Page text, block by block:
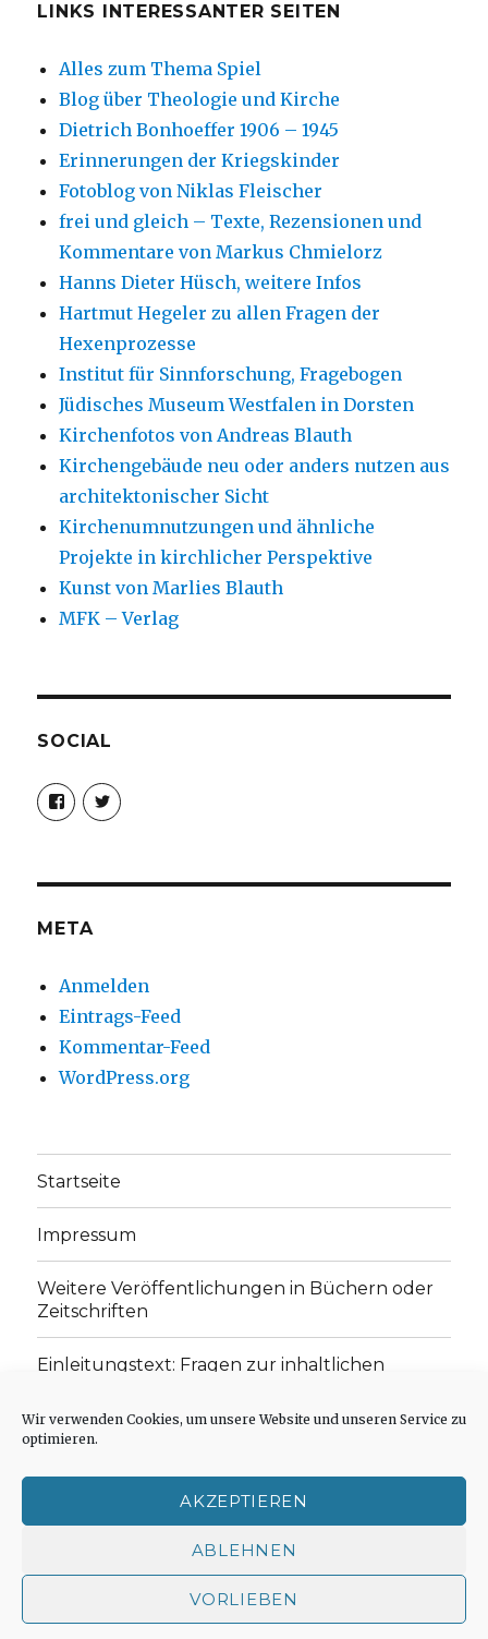
Wir verwenden Cookies, um unsere Website und unseren Service zu
optimieren.
AKZEPTIEREN
ABLEHNEN
VORLIEBEN
LINKS INTERESSANTER SEITEN
Alles zum Thema Spiel
Blog über Theologie und Kirche
Dietrich Bonhoeffer 1906 – 1945
Erinnerungen der Kriegskinder
Fotoblog von Niklas Fleischer
frei und gleich – Texte, Rezensionen und
Kommentare von Markus Chmielorz
Hanns Dieter Hüsch, weitere Infos
Hartmut Hegeler zu allen Fragen der
Hexenprozesse
Institut für Sinnforschung, Fragebogen
Jüdisches Museum Westfalen in Dorsten
Kirchenfotos von Andreas Blauth
Kirchengebäude neu oder anders nutzen aus
architektonischer Sicht
Kirchenumnutzungen und ähnliche
Projekte in kirchlicher Perspektive
Kunst von Marlies Blauth
MFK – Verlag
SOCIAL
Profil
von
christoph.fleischer1
anzeigen
Profil
von
anzeigen
META
Anmelden
Eintrags-Feed
Kommentar-Feed
WordPress.org
Startseite
Impressum
Weitere Veröffentlichungen in Büchern oder
Zeitschriften
Einleitungstext: Fragen zur inhaltlichen
„schwachen Glaubens“
Cookie-Richtlinie (EU)
Impressum